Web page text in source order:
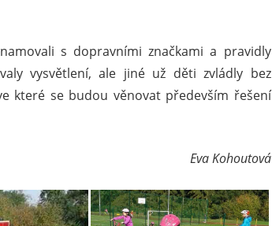
s dopravními značkami a pravidly
vysvětlení, ale jiné už děti zvládly bez
které se budou věnovat především řešení
Eva Kohoutová